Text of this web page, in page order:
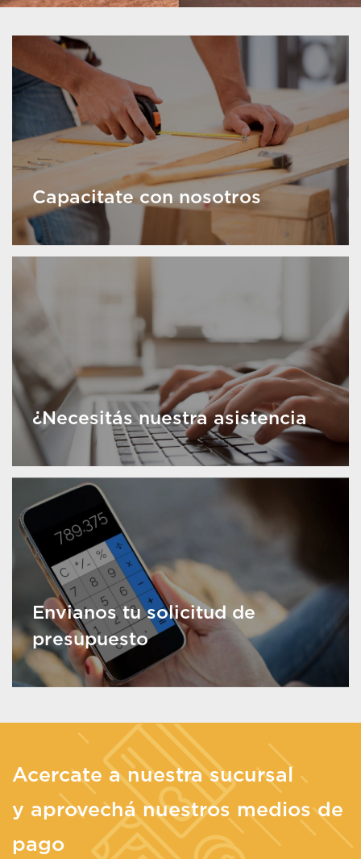
Capacitate con nosotros
¿Necesitás nuestra asistencia
Envianos tu solicitud de
presupuesto
Acercate a nuestra sucursal
y aprovechá nuestros medios de
pago